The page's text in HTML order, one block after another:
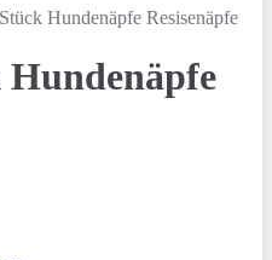
Hundenäpfe Resisenäpfe
Hundenäpfe